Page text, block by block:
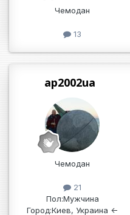
Чемодан
13
ap2002ua
Чемодан
21
Пол:Мужчина
Город:Киев, Украина <-